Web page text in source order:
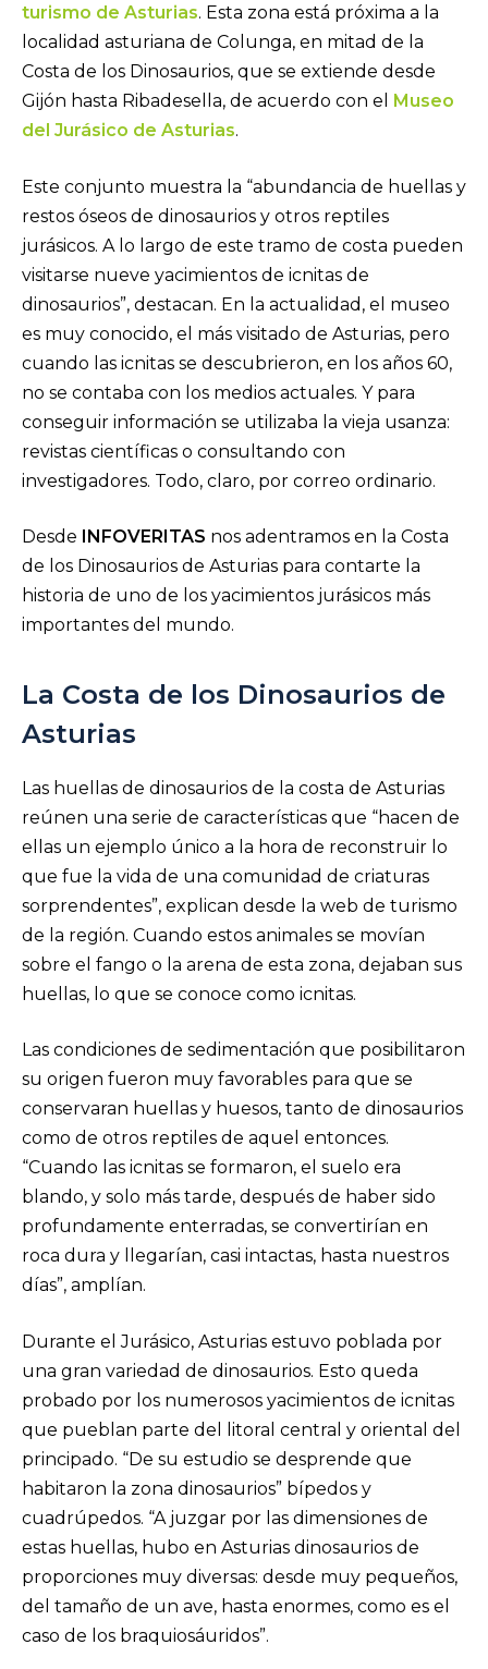
turismo de Asturias. Esta zona está próxima a la
localidad asturiana de Colunga, en mitad de la
Costa de los Dinosaurios, que se extiende desde
Gijón hasta Ribadesella, de acuerdo con el Museo
del Jurásico de Asturias.
Este conjunto muestra la “abundancia de huellas y
restos óseos de dinosaurios y otros reptiles
jurásicos. A lo largo de este tramo de costa pueden
visitarse nueve yacimientos de icnitas de
dinosaurios”, destacan. En la actualidad, el museo
es muy conocido, el más visitado de Asturias, pero
cuando las icnitas se descubrieron, en los años 60,
no se contaba con los medios actuales. Y para
conseguir información se utilizaba la vieja usanza:
revistas científicas o consultando con
investigadores. Todo, claro, por correo ordinario.
Desde INFOVERITAS nos adentramos en la Costa
de los Dinosaurios de Asturias para contarte la
historia de uno de los yacimientos jurásicos más
importantes del mundo.
La Costa de los Dinosaurios de
Asturias
Las huellas de dinosaurios de la costa de Asturias
reúnen una serie de características que “hacen de
ellas un ejemplo único a la hora de reconstruir lo
que fue la vida de una comunidad de criaturas
sorprendentes”, explican desde la web de turismo
de la región. Cuando estos animales se movían
sobre el fango o la arena de esta zona, dejaban sus
huellas, lo que se conoce como icnitas.
Las condiciones de sedimentación que posibilitaron
su origen fueron muy favorables para que se
conservaran huellas y huesos, tanto de dinosaurios
como de otros reptiles de aquel entonces.
“Cuando las icnitas se formaron, el suelo era
blando, y solo más tarde, después de haber sido
profundamente enterradas, se convertirían en
roca dura y llegarían, casi intactas, hasta nuestros
días”, amplían.
Durante el Jurásico, Asturias estuvo poblada por
una gran variedad de dinosaurios. Esto queda
probado por los numerosos yacimientos de icnitas
que pueblan parte del litoral central y oriental del
principado. “De su estudio se desprende que
habitaron la zona dinosaurios” bípedos y
cuadrúpedos. “A juzgar por las dimensiones de
estas huellas, hubo en Asturias dinosaurios de
proporciones muy diversas: desde muy pequeños,
del tamaño de un ave, hasta enormes, como es el
caso de los braquiosáuridos”.